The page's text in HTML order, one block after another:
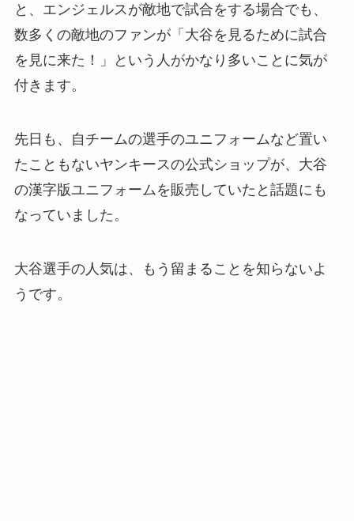
と、エンジェルスが敵地で試合をする場合でも、
数多くの敵地のファンが「大谷を見るために試合
を見に来た！」という人がかなり多いことに気が
付きます。
先日も、自チームの選手のユニフォームなど置い
たこともないヤンキースの公式ショップが、大谷
の漢字版ユニフォームを販売していたと話題にも
なっていました。
大谷選手の人気は、もう留まることを知らないよ
うです。